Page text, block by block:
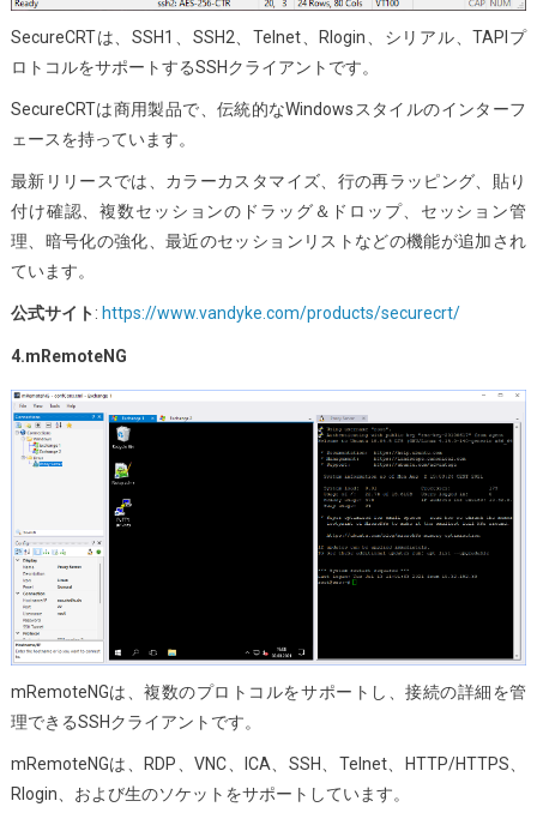
SecureCRTは、SSH1、SSH2、Telnet、Rlogin、シリアル、TAPIプ
ロトコルをサポートするSSHクライアントです。
SecureCRTは商用製品で、伝統的なWindowsスタイルのインターフ
ェースを持っています。
最新リリースでは、カラーカスタマイズ、行の再ラッピング、貼り
付け確認、複数セッションのドラッグ＆ドロップ、セッション管
理、暗号化の強化、最近のセッションリストなどの機能が追加され
ています。
公式サイト: https://www.vandyke.com/products/securecrt/
4.mRemoteNG
mRemoteNGは、複数のプロトコルをサポートし、接続の詳細を管
理できるSSHクライアントです。
mRemoteNGは、RDP、VNC、ICA、SSH、Telnet、HTTP/HTTPS、
Rlogin、および生のソケットをサポートしています。